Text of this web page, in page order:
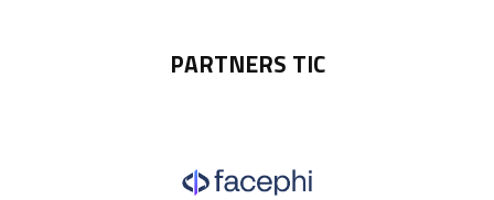
PARTNERS TIC